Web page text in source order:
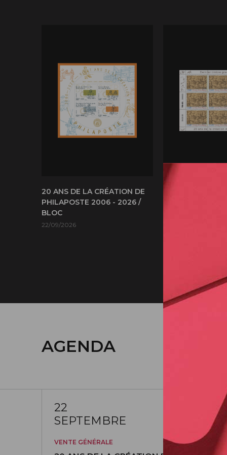
20 ANS DE LA CRÉATION DE
PHILAPOSTE 2006 - 2026 /
BLOC
22/09/2026
20 ANS DE LA
PHILAPOSTE
GROTTE DE
DERNIER
AGENDA
22
SEPTEMBRE
VENTE GÉNÉRALE